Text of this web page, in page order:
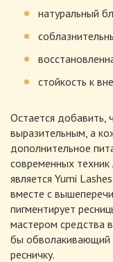
натуральный
стойкость к
Остается добавить,
выразительным, а
дополнительное
современных техник
является Yumi
вместе с
пигментирует
мастером средства
бы обволакивающий
ресничку.